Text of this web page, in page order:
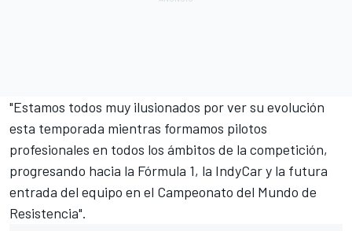
"Estamos todos muy ilusionados por ver su evolución
esta temporada mientras formamos pilotos
profesionales en todos los ámbitos de la competición,
progresando hacia la Fórmula 1, la IndyCar y la futura
entrada del equipo en el Campeonato del Mundo de
Resistencia".